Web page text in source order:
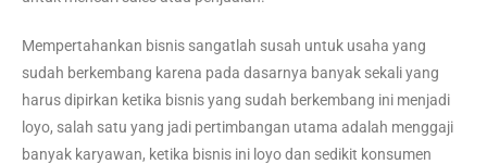
Mempertahankan bisnis sangatlah susah untuk usaha yang
sudah berkembang karena pada dasarnya banyak sekali yang
harus dipirkan ketika bisnis yang sudah berkembang ini menjadi
loyo, salah satu yang jadi pertimbangan utama adalah menggaji
banyak karyawan, ketika bisnis ini loyo dan sedikit konsumen